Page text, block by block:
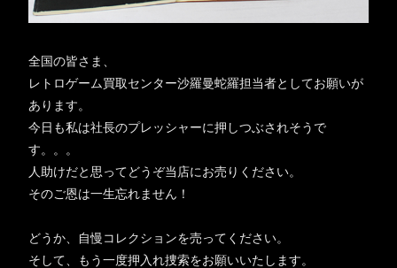
全国の皆さま、
レトロゲーム買取センター沙羅曼蛇羅担当者としてお願いが
あります。
今日も私は社長のプレッシャーに押しつぶされそうで
す。。。
人助けだと思ってどうぞ当店にお売りください。
そのご恩は一生忘れません！
どうか、自慢コレクションを売ってください。
そして、もう一度押入れ捜索をお願いいたします。